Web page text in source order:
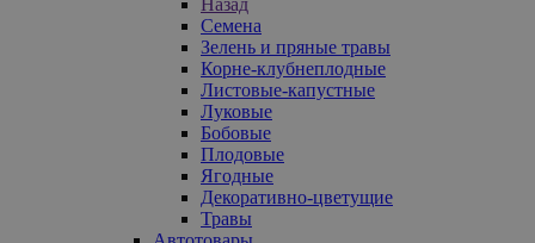
Семена
Зелень и пряные травы
Корне-клубнеплодные
Листовые-капустные
Луковые
Бобовые
Плодовые
Ягодные
Декоративно-цветущие
Травы